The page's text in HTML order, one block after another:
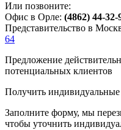
Или позвоните:
Офис в Орле: (4862) 44-32-
Представительство в
64
Предложение
потенциальных клиентов
Получить
Заполните форму, мы
чтобы уточнить